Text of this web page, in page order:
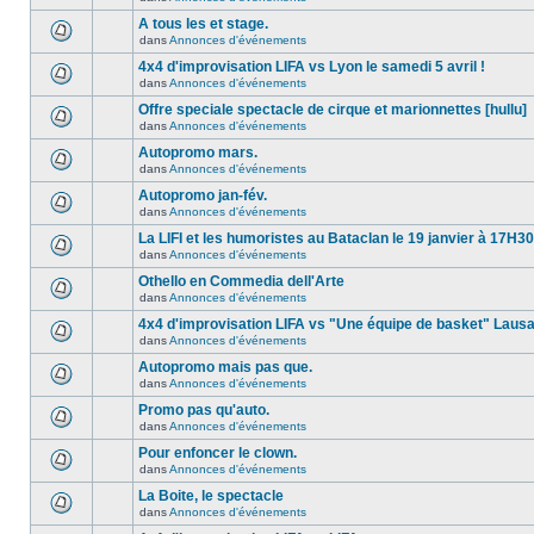
A tous les et stage.
dansAnnonces d'événements
4x4 d'improvisation LIFA vs Lyon le samedi 5 avril !
dansAnnonces d'événements
Offre speciale spectacle de cirque et marionnettes [hullu]
dansAnnonces d'événements
Autopromo mars.
dansAnnonces d'événements
Autopromo jan-fév.
dansAnnonces d'événements
La LIFI et les humoristes au Bataclan le 19 janvier à
dansAnnonces d'événements
Othello en Commedia dell'Arte
dansAnnonces d'événements
4x4 d'improvisation LIFA vs "Une équipe de basket"
dansAnnonces d'événements
Autopromo mais pas que.
dansAnnonces d'événements
Promo pas qu'auto.
dansAnnonces d'événements
Pour enfoncer le clown.
dansAnnonces d'événements
La Boite, le spectacle
dansAnnonces d'événements